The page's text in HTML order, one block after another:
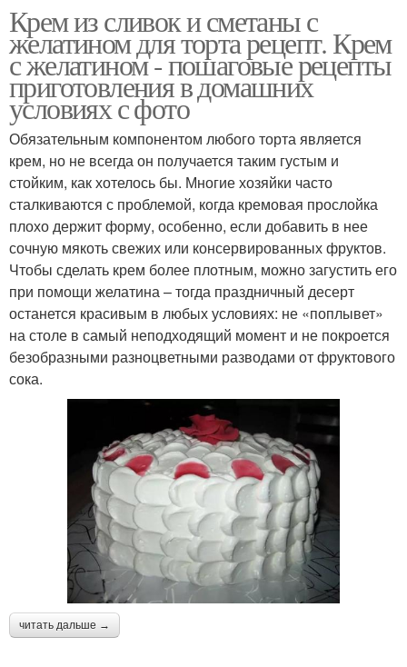
Крем из сливок и сметаны с
желатином для торта рецепт. Крем
с желатином - пошаговые рецепты
приготовления в домашних
условиях с фото
Обязательным компонентом любого торта является
крем, но не всегда он получается таким густым и
стойким, как хотелось бы. Многие хозяйки часто
сталкиваются с проблемой, когда кремовая прослойка
плохо держит форму, особенно, если добавить в нее
сочную мякоть свежих или консервированных фруктов.
Чтобы сделать крем более плотным, можно загустить его
при помощи желатина – тогда праздничный десерт
останется красивым в любых условиях: не «поплывет»
на столе в самый неподходящий момент и не покроется
безобразными разноцветными разводами от фруктового
сока.
читать дальше →